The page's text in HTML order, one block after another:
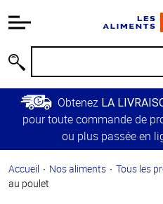
relative à
Passer
contenu
principal
Retour à
principale
Obtenez LA
pour toute commande de
ou plus passée en
Accueil Nos aliments Tous les
au poulet